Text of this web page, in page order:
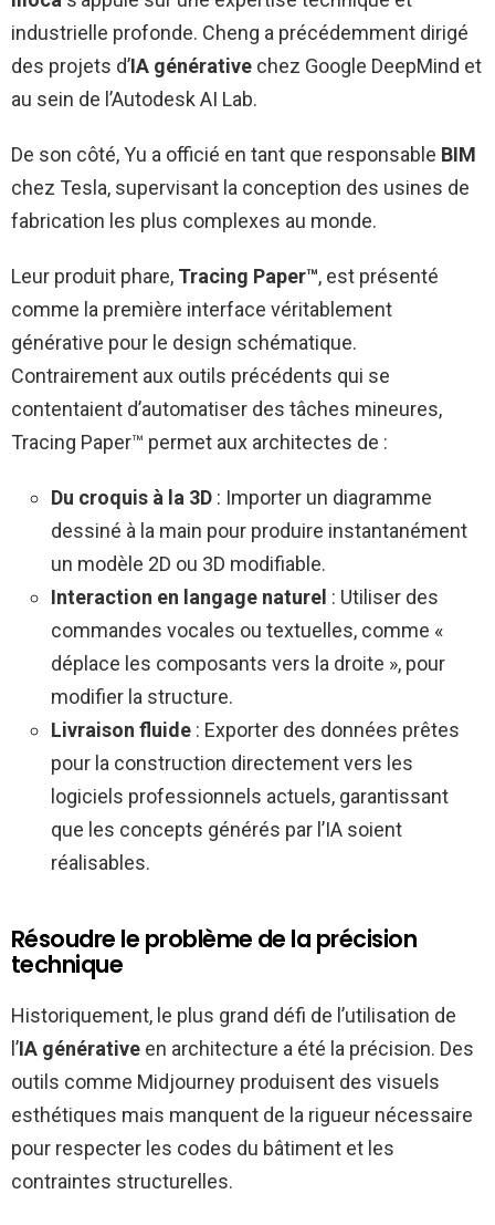
industrielle profonde. Cheng a précédemment dirigé
des projets d’IA générative chez Google DeepMind et
au sein de l’Autodesk AI Lab.
De son côté, Yu a officié en tant que responsable BIM
chez Tesla, supervisant la conception des usines de
fabrication les plus complexes au monde.
Leur produit phare, Tracing Paper™, est présenté
comme la première interface véritablement
générative pour le design schématique.
Contrairement aux outils précédents qui se
contentaient d’automatiser des tâches mineures,
Tracing Paper™ permet aux architectes de :
Du croquis à la 3D : Importer un diagramme
dessiné à la main pour produire instantanément
un modèle 2D ou 3D modifiable.
Interaction en langage naturel : Utiliser des
commandes vocales ou textuelles, comme «
déplace les composants vers la droite », pour
modifier la structure.
Livraison fluide : Exporter des données prêtes
pour la construction directement vers les
logiciels professionnels actuels, garantissant
que les concepts générés par l’IA soient
réalisables.
Résoudre le problème de la précision
technique
Historiquement, le plus grand défi de l’utilisation de
l’IA générative en architecture a été la précision. Des
outils comme Midjourney produisent des visuels
esthétiques mais manquent de la rigueur nécessaire
pour respecter les codes du bâtiment et les
contraintes structurelles.